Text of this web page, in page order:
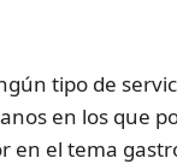
tipo de
en los que
en el tema